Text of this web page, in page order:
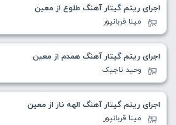
اجرای ریتم گیتار آهنگ طلوع از معین
مینا قربانپور
اجرای ریتم گیتار آهنگ همدم از معین
وحید تاجیک
اجرای ریتم گیتار آهنگ الهه ناز از معین
مینا قربانپور